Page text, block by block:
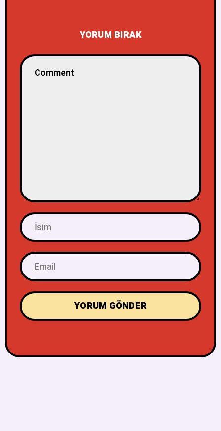
YORUM BIRAK